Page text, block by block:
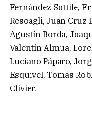
Fernández Sottile,
Resoagli, Juan Cruz
Agustín Borda,
Valentín Almua,
Luciano Páparo,
Esquivel, Tomás
Olivier.